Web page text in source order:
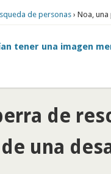
de personas› Noa,
tener una imagen
de
una